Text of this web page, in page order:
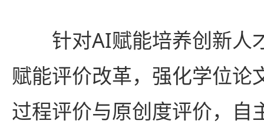
针对AI赋能培养创新人
赋能评价改革，强化学位论
过程评价与原创度评价，自